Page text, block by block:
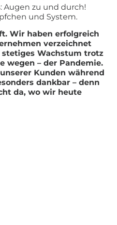
Augen zu und durch!
und System.
Wir haben erfolgreich
verzeichnet
Wachstum trotz
wegen – der Pandemie.
Kunden während
dankbar – denn
da, wo wir heute